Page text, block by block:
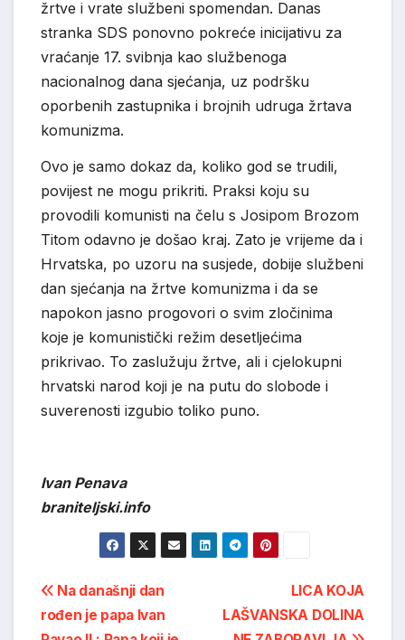
žrtve i vrate službeni spomendan. Danas
stranka SDS ponovno pokreće inicijativu za
vraćanje 17. svibnja kao službenoga
nacionalnog dana sjećanja, uz podršku
oporbenih zastupnika i brojnih udruga žrtava
komunizma.
Ovo je samo dokaz da, koliko god se trudili,
povijest ne mogu prikriti. Praksi koju su
provodili komunisti na čelu s Josipom Brozom
Titom odavno je došao kraj. Zato je vrijeme da i
Hrvatska, po uzoru na susjede, dobije službeni
dan sjećanja na žrtve komunizma i da se
napokon jasno progovori o svim zločinima
koje je komunistički režim desetljećima
prikrivao. To zaslužuju žrtve, ali i cjelokupni
hrvatski narod koji je na putu do slobode i
suverenosti izgubio toliko puno.
Ivan Penava
braniteljski.info
Post
LICA KOJA
LAŠVANSKA DOLINA
Na današnji dan
rođen je papa Ivan